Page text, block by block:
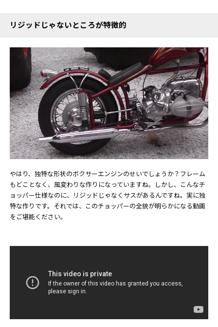
リジッドじゃないところが特徴的
やはり、独特な形状のボクサーエンジンのせいでしょうか？フレーム
もどことなく、風変わりな作りになっていますね。しかし、こんなチ
ョッパー仕様なのに、リジッドじゃなくサスがあるんですね。実に独
特な作りです。それでは、このチョッパーの全貌が明らかになる動画
をご堪能ください。